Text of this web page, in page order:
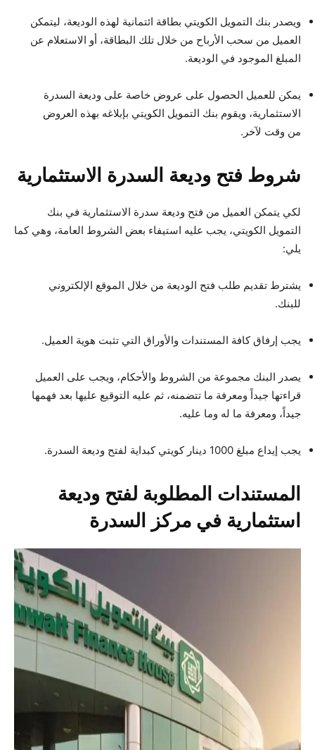
ويصدر بنك التمويل الكويتي بطاقة ائتمانية لهذه الوديعة، ليتمكن
العميل من سحب الأرباح من خلال تلك البطاقة، أو الاستعلام عن
المبلغ الموجود في الوديعة.
يمكن للعميل الحصول على عروض خاصة على وديعة السدرة
الاستثمارية، ويقوم بنك التمويل الكويتي بإبلاغه بهذه العروض
من وقت لآخر.
شروط فتح وديعة السدرة الاستثمارية
لكي يتمكن العميل من فتح وديعة سدرة الاستثمارية في بنك
التمويل الكويتي، يجب عليه استيفاء بعض الشروط العامة، وهي كما
يلي:
يشترط تقديم طلب فتح الوديعة من خلال الموقع الإلكتروني
للبنك.
يجب إرفاق كافة المستندات والأوراق التي تثبت هوية العميل.
يصدر البنك مجموعة من الشروط والأحكام، ويجب على العميل
قراءتها جيداً ومعرفة ما تتضمنه، ثم عليه التوقيع عليها بعد فهمها
جيداً، ومعرفة ما له وما عليه.
يجب إيداع مبلغ 1000 دينار كويتي كبداية لفتح وديعة السدرة.
المستندات المطلوبة لفتح وديعة
استثمارية في مركز السدرة